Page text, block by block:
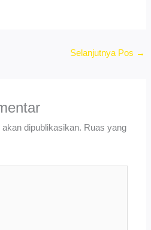
Selanjutnya Pos →
dipublikasikan. Ruas yang